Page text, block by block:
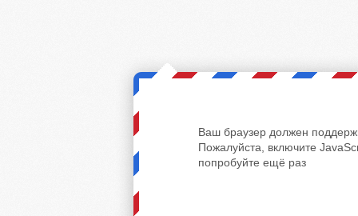
Ваш браузер должен
Пожалуйста, включите
попробуйте ещё раз